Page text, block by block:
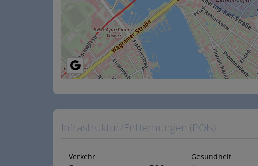
Infrastruktur/Entfernungen (POIs)
Verkehr Gesundheit